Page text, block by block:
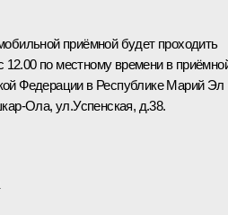
приёмной будет проходить
12.00 по местному времени в
Федерации в Республике Марий Эл
Ола, ул.Успенская, д.38.